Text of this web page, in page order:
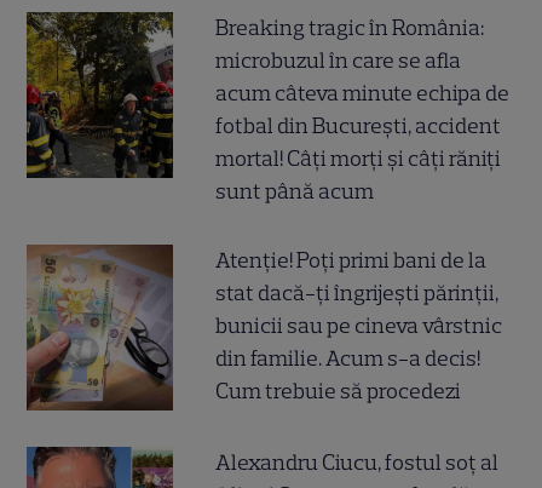
Breaking tragic în România:
microbuzul în care se afla
acum câteva minute echipa de
fotbal din București, accident
mortal! Câți morți și câți răniți
sunt până acum
Atenție! Poți primi bani de la
stat dacă-ți îngrijești părinții,
bunicii sau pe cineva vârstnic
din familie. Acum s-a decis!
Cum trebuie să procedezi
Alexandru Ciucu, fostul soț al